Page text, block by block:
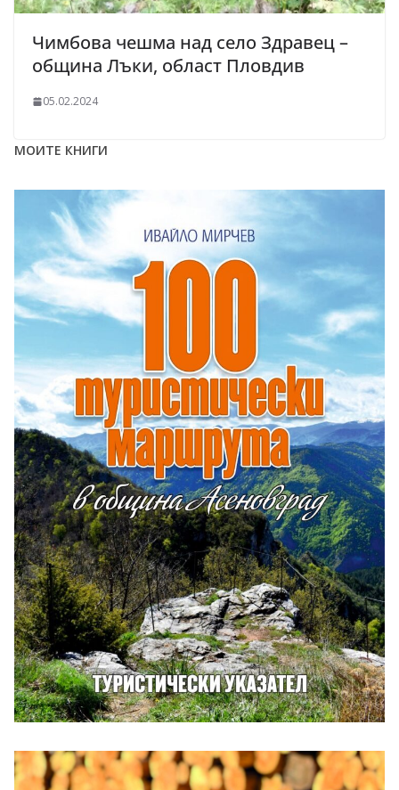
Чимбова чешма над село Здравец –
община Лъки, област Пловдив
05.02.2024
МОИТЕ КНИГИ